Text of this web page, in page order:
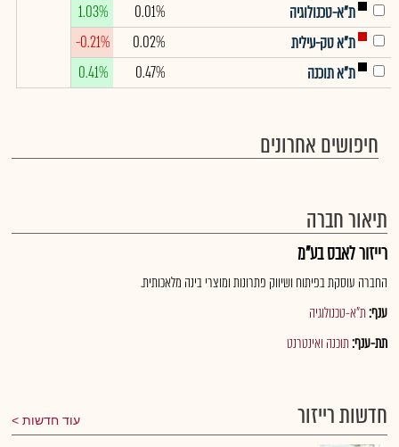
ת"א-טכנולוגיה
0.01%
1.03%
ת"א טק-עילית
0.02%
-0.21%
ת"א תוכנה
0.47%
0.41%
חיפושים אחרונים
תיאור חברה
רייזור לאבס בע"מ
החברה עוסקת בפיתוח ושיווק פתרונות ומוצרי בינה מלאכותית.
ענף:ת"א-טכנולוגיה
תת-ענף:תוכנה ואינטרנט
חדשות רייזור עוד חדשות